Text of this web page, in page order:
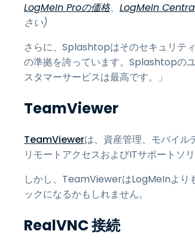
LogMeIn Proの価格、 LogMeIn
さい)
さらに、Splashtopはそのセキュリテ
の準拠を誇っています。Splashtopの
スタマーサービスは最高です。」
TeamViewer
TeamViewerは、資産管理、モバイル
リモートアクセスおよびITサポートソ
しかし、TeamViewerはLogMeInより
ックになるかもしれません。
RealVNC 接続